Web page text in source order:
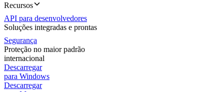
Recursos
API para desenvolvedores
Soluções integradas e prontas
Segurança
Proteção no maior padrão
internacional
Descarregar
para Windows
Descarregar